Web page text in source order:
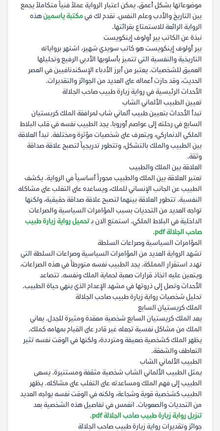
موضوعاتها بشكل أعمق. يمكن اعتبار الرواية عملاً فنياً متكاملاً يجمع
بين التاريخ والأدب وعلم النفس. نقدم لك فيمكتبة ياسمينهذه
الرواية الرائعة للاستمتاع بقرائتها.
نبذة عن الكاتب بير أولوف إينكويست
بير أولوف إينكويست هو كاتب سويدي شهير، اشتهر برواياته
التاريخية والنفسية التي تتميز بأسلوبها الأدبي الرفيع وتحليلها
العميق للشخصيات. يعتبر من أبرز الأدباء الإسكندنافيين في العصر
الحديث، وقد حازت أعماله على العديد من الجوائز والتقديرات.
الأحداث الرئيسية في رواية زيارة طبيب صاحب الجلالة
تعيين الطبيب الألماني الشاب
تبدأ الأحداث بتعيين طبيب ألماني شاب لمرافقة الملك كريستيان
السابع في رحلته إلى عواصم أوروبا. يجد الطبيب نفسه في قلب البلاط
الملكي الدنماركي، ويتعرف على شخصيات مؤثرة ومختلفة. تبدأ العلاقة
بين الطبيب والملك بالتشكل، وتتطور تدريجياً لتصبح علاقة صداقة
وثقة.
العلاقة بين الملك والطبيب
تعتبر العلاقة بين الملك والطبيب محوراً أساسياً في الرواية. يكشف
الطبيب عن الجانب الإنساني للملك، ويساعده على التغلب على مشاكله
النفسية. تتطور العلاقة بينهما لتصبح علاقة صداقة حقيقية، ولكنها
تواجه العديد من التحديات بسبب المؤامرات السياسية والصراعات
الداخلية في البلاط الملكي. استمتع الان بـتحميل رواية زيارة طبيب
صاحب الجلالة pdf
.
المؤامرات السياسية وصراعات السلطة
تشهد الرواية العديد من المؤامرات السياسية وصراعات السلطة التي
تهدد استقرار المملكة. يجد الطبيب نفسه متورطاً في هذه الصراعات،
ويتعين عليه اتخاذ قرارات صعبة لحماية الملك ونفسه. تتصاعد
الأحداث وتصل إلى ذروتها في مشهد الإعدام الذي ينهي حياة الطبيب.
تحليل شخصيات رواية زيارة طبيب صاحب الجلالة
الملك كريستيان السابع
يعد الملك كريستيان السابع شخصية معقدة ومثيرة للجدل. يعاني
الملك من مشاكل نفسية تجعله غير قادر على القيام بمهامه كملك.
يظهر الملك كشخصية ضعيفة ومترددة، ولكنها في الوقت نفسه تثير
التعاطف والشفقة.
الطبيب الألماني الشاب
يمثل الطبيب الألماني الشاب شخصية مثقفة ومستنيرة. يسعى
الطبيب إلى فهم الملك ومساعدته على التغلب على مشاكله. يظهر
الطبيب كشخصية قوية وشجاعة، ولكنه في الوقت نفسه يواجه العديد
من التحديات والصعوبات. انغمس في تفاصيل هذه الشخصية بعد
تنزيل رواية زيارة طبيب صاحب الجلالة pdf
.
جوائز وتقديرات رواية زيارة طبيب صاحب الجلالة